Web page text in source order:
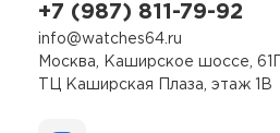
+7 (987) 811-79-92
info@watches64.ru
Москва, Каширское шоссе, 61Г,
ТЦ Каширская Плаза, этаж 1В